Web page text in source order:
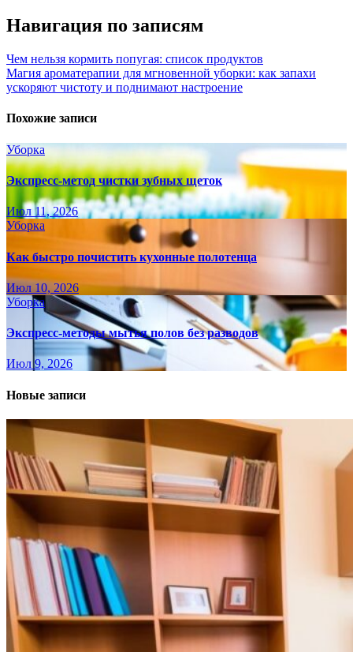
Навигация по записям
Чем нельзя кормить попугая: список продуктов
Магия ароматерапии для мгновенной уборки: как запахи
ускоряют чистоту и поднимают настроение
Похожие записи
Уборка
Экспресс-метод чистки зубных щеток
Июл 11, 2026
Уборка
Как быстро почистить кухонные полотенца
Июл 10, 2026
Уборка
Экспресс-методы мытья полов без разводов
Июл 9, 2026
Новые записи